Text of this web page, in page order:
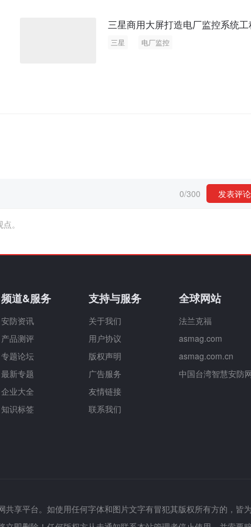
三星商用大屏打造电厂监控系统工
三星 电厂监控
0/300 发表评论
。
频道&服务
安防资讯
产品测评
专题论坛
最新专题
企业大全
知识标签
支持与服务
关于我们
用户协议
版权声明
广告服务
友情链接
联系我们
全球网站
法兰克福
asmag.com
asmag.com.cn
中国台湾智慧安防
享平台。如使用任何字体和图片文字有冒犯其版权所有方的，